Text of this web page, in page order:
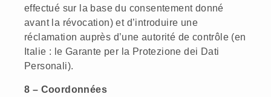
effectué sur la base du consentement donné
avant la révocation) et d’introduire une
réclamation auprès d’une autorité de contrôle (en
Italie : le Garante per la Protezione dei Dati
Personali).
8 – Coordonnées